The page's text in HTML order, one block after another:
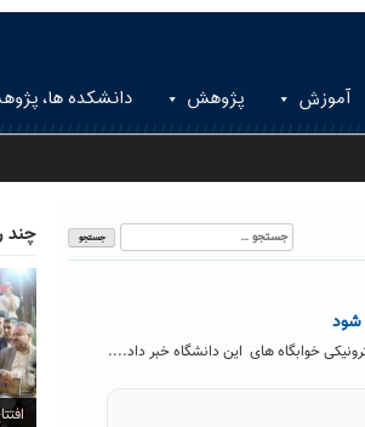
آموزش پژوهش دانشکده ها،
جستجو
برای:
شود
خوابگاه های این دانشگاه خبر داد....
چند